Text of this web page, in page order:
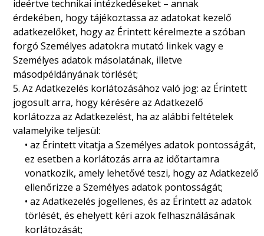
ideértve technikai intézkedéseket – annak
érdekében, hogy tájékoztassa az adatokat kezelő
adatkezelőket, hogy az Érintett kérelmezte a szóban
forgó Személyes adatokra mutató linkek vagy e
Személyes adatok másolatának, illetve
másodpéldányának törlését;
5. Az Adatkezelés korlátozásához való jog: az Érintett
jogosult arra, hogy kérésére az Adatkezelő
korlátozza az Adatkezelést, ha az alábbi feltételek
valamelyike teljesül:
• az Érintett vitatja a Személyes adatok pontosságát,
ez esetben a korlátozás arra az időtartamra
vonatkozik, amely lehetővé teszi, hogy az Adatkezelő
ellenőrizze a Személyes adatok pontosságát;
• az Adatkezelés jogellenes, és az Érintett az adatok
törlését, és ehelyett kéri azok felhasználásának
korlátozását;